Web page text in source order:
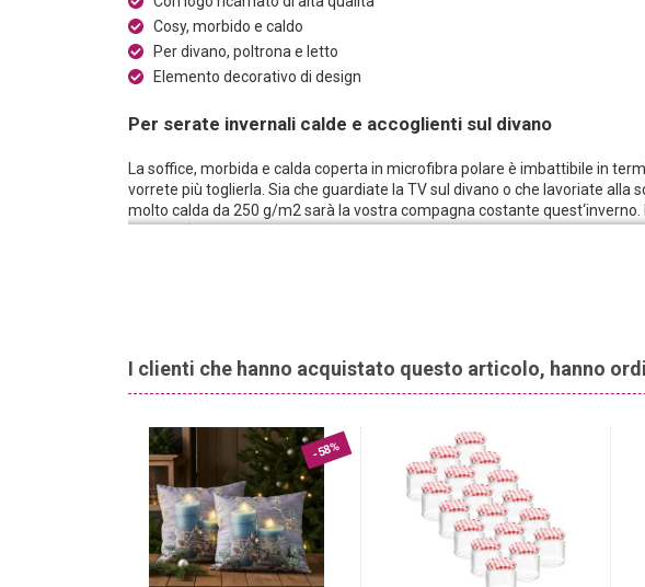
Cosy, morbido e caldo
Per divano, poltrona e letto
Elemento decorativo di design
Per serate invernali calde e accoglienti sul divano
La soffice, morbida e calda coperta in microfibra polare è imbattibile in
vorrete più toglierla. Sia che guardiate la TV sul divano o che lavoriate alla
molto calda da 250 g/m2 sarà la vostra compagna costante
I clienti che hanno acquistato questo articolo, hanno
-58%